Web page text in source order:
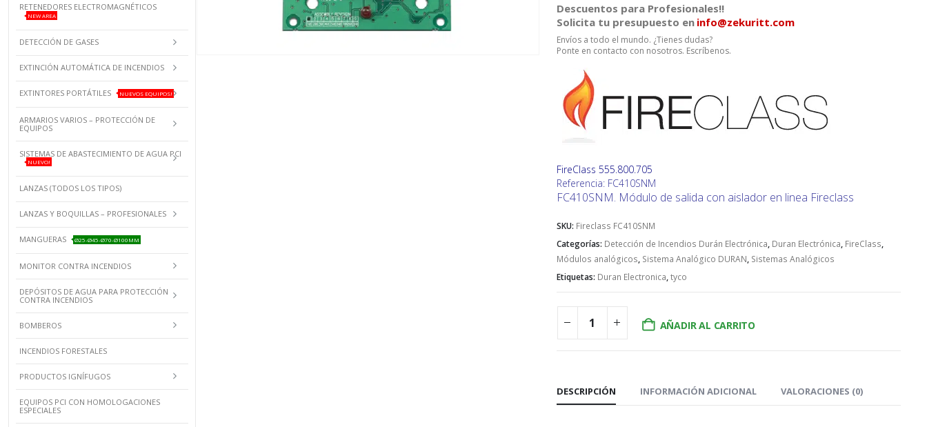
Descuentos para Profesionales!!
Solicita tu presupuesto en info@zekuritt.com
Envíos a todo el mundo. ¿Tienes dudas?
Ponte en contacto con nosotros. Escríbenos.
FireClass 555.800.705
Referencia: FC410SNM
FC410SNM. Módulo de salida con aislador en linea Fireclass
SKU: Fireclass FC410SNM
Categorías: Detección de Incendios Durán Electrónica, Duran Electrónica, FireClass,
Módulos analógicos, Sistema Analógico DURAN, Sistemas Analógicos
Etiquetas: Duran Electronica,tyco
AÑADIR AL CARRITO
DESCRIPCIÓN INFORMACIÓN ADICIONAL VALORACIONES (0)
RETENEDORES ELECTROMAGNÉTICOS
NEW AREA
DETECCIÓN DE GASES
EXTINCIÓN AUTOMÁTICA DE INCENDIOS
EXTINTORES PORTÁTILES NUEVOS EQUIPOS!
ARMARIOS VARIOS – PROTECCIÓN DE
EQUIPOS
SISTEMAS DE ABASTECIMIENTO DE AGUA PCI
NUEVO!
LANZAS (TODOS LOS TIPOS)
LANZAS Y BOQUILLAS – PROFESIONALES
MANGUERAS Ø25-Ø45-Ø70-Ø100MM
MONITOR CONTRA INCENDIOS
DEPÓSITOS DE AGUA PARA PROTECCIÓN
CONTRA INCENDIOS
BOMBEROS
INCENDIOS FORESTALES
PRODUCTOS IGNÍFUGOS
EQUIPOS PCI CON HOMOLOGACIONES
ESPECIALES